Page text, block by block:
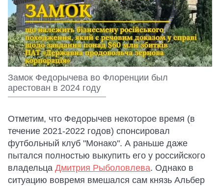
Замок Федорычева во Флоренции был
арестован в 2024 году
Отметим, что Федорычев некоторое время (в
течение 2021-2022 годов) спонсировал
футбольный клуб "Монако". А раньше даже
пытался полностью выкупить его у российского
владельца Дмитрия Рыболовлева. Однако в
ситуацию вовремя вмешался сам князь Альбер